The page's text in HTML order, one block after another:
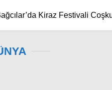
Kiraz Festivali